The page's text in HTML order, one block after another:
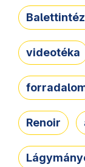
videotéka
Renoir